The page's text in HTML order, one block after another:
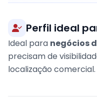
Perfil ideal
Ideal para negócios
precisam de
localização comercial.